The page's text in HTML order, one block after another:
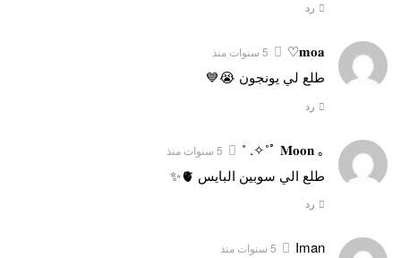
رد
𝐦𝐨𝐚♡︎ 5 سنوات منذ
طلع لي يونجون 😭💙
رد
｡ ﾟ 𝐌𝐨𝐨𝐧˚✧. ˚ 5 سنوات منذ
طلع الي سوبين البايس 🫀✨
رد
Iman 5 سنوات منذ